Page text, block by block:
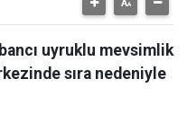
uyruklu mevsimlik
sıra nedeniyle